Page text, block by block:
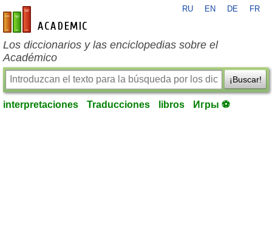
es-academic.com
RU EN DE FR
Los diccionarios y las enciclopedias sobre el
Académico
¡Buscar!
interpretaciones Traducciones libros Игры ⚽